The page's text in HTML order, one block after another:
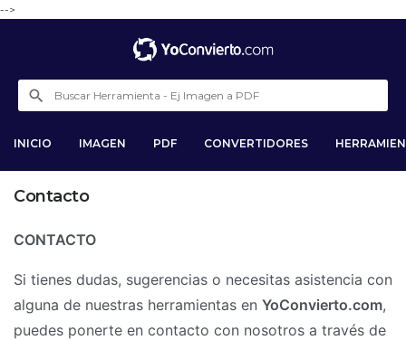
-->
INICIO IMAGEN PDF CONVERTIDORES
Contacto
CONTACTO
Si tienes dudas, sugerencias o necesitas asistencia con
alguna de nuestras herramientas en YoConvierto.com,
puedes ponerte en contacto con nosotros a través de